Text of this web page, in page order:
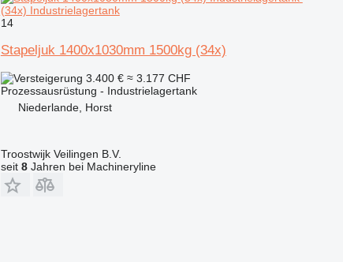
(34x) Industrielagertank
14
Stapeljuk 1400x1030mm 1500kg (34x)
3.400 € ≈ 3.177 CHF
Prozessausrüstung - Industrielagertank
Niederlande, Horst
Troostwijk Veilingen B.V.
seit 8Jahren bei Machineryline